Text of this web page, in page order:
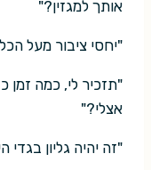
אותך למגזין?"
"יחסי ציבור מעל
"תזכיר לי, כמה
אצלי?"
"זה יהיה גליון בגדי